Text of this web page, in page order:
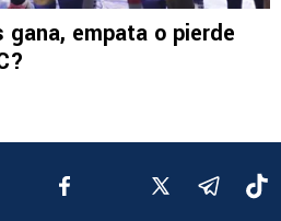
gana, empata o pierde